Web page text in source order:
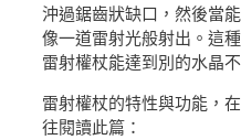
沖過鋸齒狀缺口，然後當
像一道雷射光般射出。這
雷射權杖能達到別的水晶
雷射權杖的特性與功能，
往閱讀此篇：